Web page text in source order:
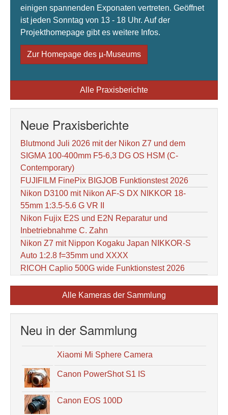
einigen spannenden Exponaten vertreten. Geöffnet
ist jeden Sonntag von 13 - 18 Uhr. Auf der
Projekthomepage gibt es weitere Infos.
Zur Homepage des µ-Museums
Alle Praxisberichte
Neue Praxisberichte
Blutmond Juli 2026 mit der Nikon Z7 und dem
SIGMA 100-400mm F5-6,3 DG OS HSM (C-
Contemporary)
FUJIFILM FinePix BIGJOB Funktionstest 2026
Nikon D3100 mit Nikon AF-S DX NIKKOR 18-
55mm 1:3.5-5.6 G VR II
Nikon Fujix E2S und E2N Reparatur und
Inbetriebnahme C. Zahn
Nikon Z7 mit Nippon Kogaku Japan NIKKOR-S
Auto 1:2.8 f=35mm und XXXX
RICOH Caplio 500G wide Funktionstest 2026
Alle Kameras der Sammlung
Neu in der Sammlung
Xiaomi Mi Sphere Camera
Canon PowerShot S1 IS
Canon EOS 100D